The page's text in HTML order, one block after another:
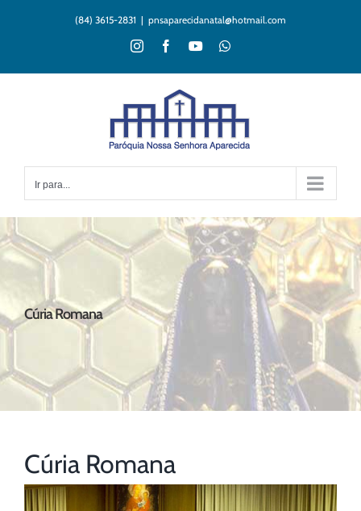
(84) 3615-2831 | pnsaparecidanatal@hotmail.com
InstagramFacebookYouTubeWhatsApp
Ir para...
Cúria Romana
Cúria Romana